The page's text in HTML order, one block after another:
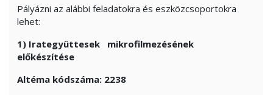
Pályázni az alábbi feladatokra és eszközcsoportokra
lehet:
1) Irategyüttesek
mikrofilmezésének
előkészítése
Altéma kódszáma: 2238